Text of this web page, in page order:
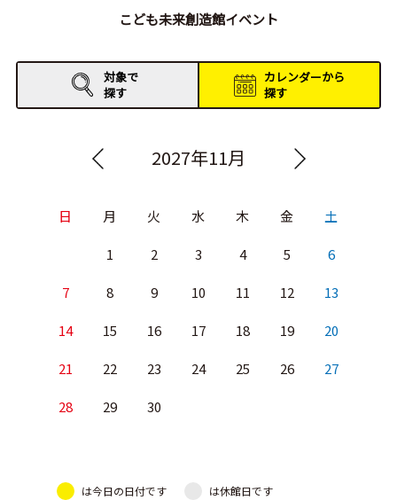
お知らせ
イベントレポート
こども未来創造館イベント
対象で
探す
カレンダーから
探す
2027年11月
日 月 火 水 木 金 土
1 2 3 4 5 6
7 8 9 10 11 12 13
14 15 16 17 18 19 20
21 22 23 24 25 26 27
28 29 30
は今日の日付です は休館日です